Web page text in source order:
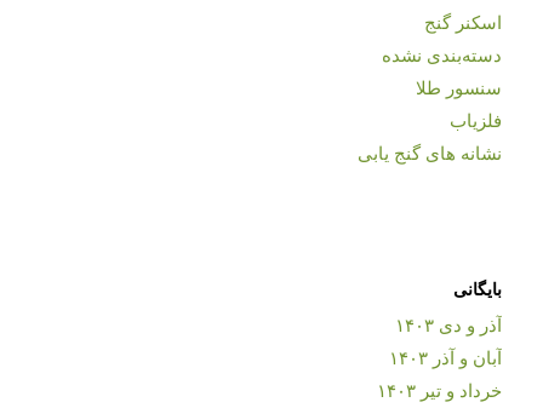
اسکنر گنج
دسته‌بندی نشده
سنسور طلا
فلزیاب
نشانه های گنج یابی
بایگانی
آذر و دی ۱۴۰۳
آبان و آذر ۱۴۰۳
خرداد و تیر ۱۴۰۳